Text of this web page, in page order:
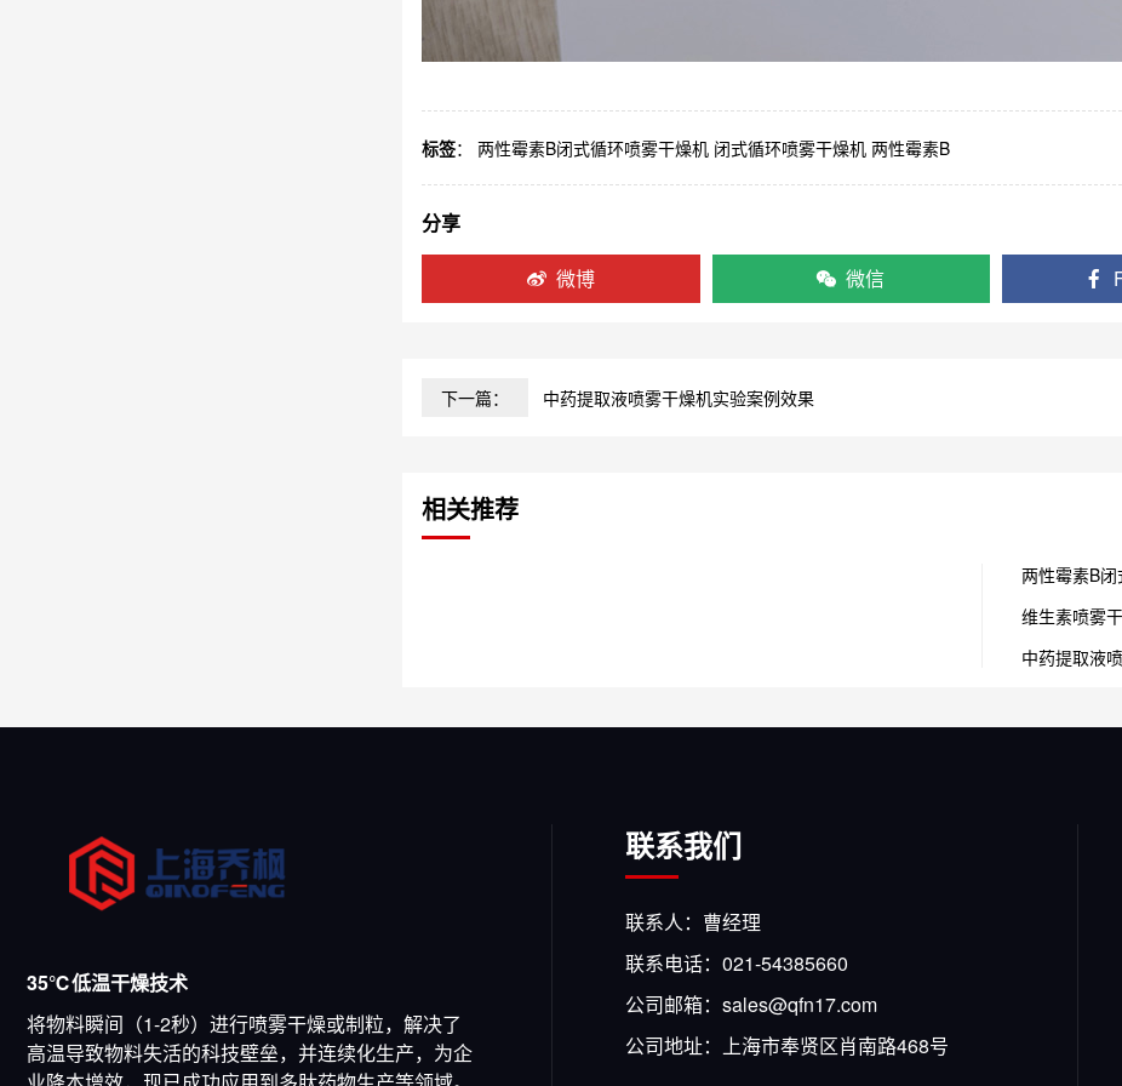
标签： 两性霉素B闭式循环喷雾干燥机 闭式循环喷雾干燥机 两性霉素B
分享
微博
微信
下一篇： 中药提取液喷雾干燥机实验案例效果
相关推荐
两性霉素B
维生素喷雾
中药提取液
35℃低温干燥技术
将物料瞬间（1-2秒）进行喷雾干燥或制粒，解决了
高温导致物料失活的科技壁垒，并连续化生产，为企
联系我们
联系人：曹经理
联系电话：021-54385660
公司邮箱：sales@qfn17.com
公司地址：上海市奉贤区肖南路468号